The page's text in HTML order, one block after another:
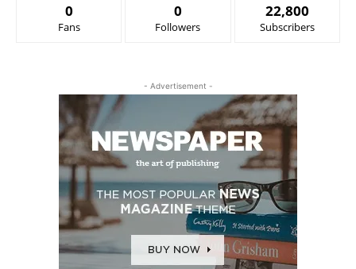
0
Fans
0
Followers
22,800
Subscribers
- Advertisement -